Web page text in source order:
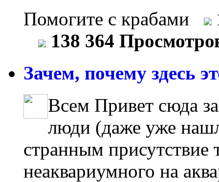
Помогите с крабами
138 364
Зачем, почему здесь
Всем Привет сюда
люди (даже уже
странным присутствие
неаквариумного на